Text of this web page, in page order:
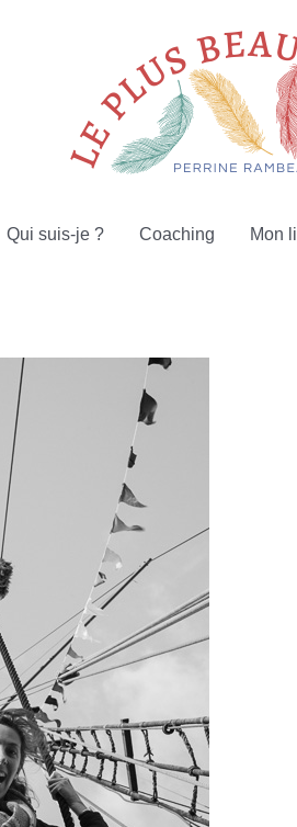
Qui suis-je ? Coaching Mon